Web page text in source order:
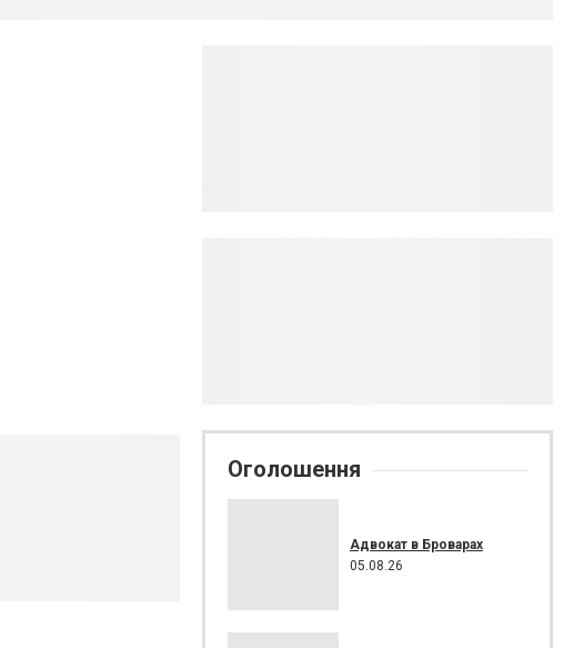
Оголошення
Адвокат в Броварах
05.08.26